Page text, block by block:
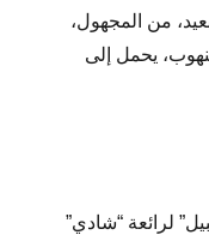
من المجهول،
يحمل إلى
لرائعة “شادي”